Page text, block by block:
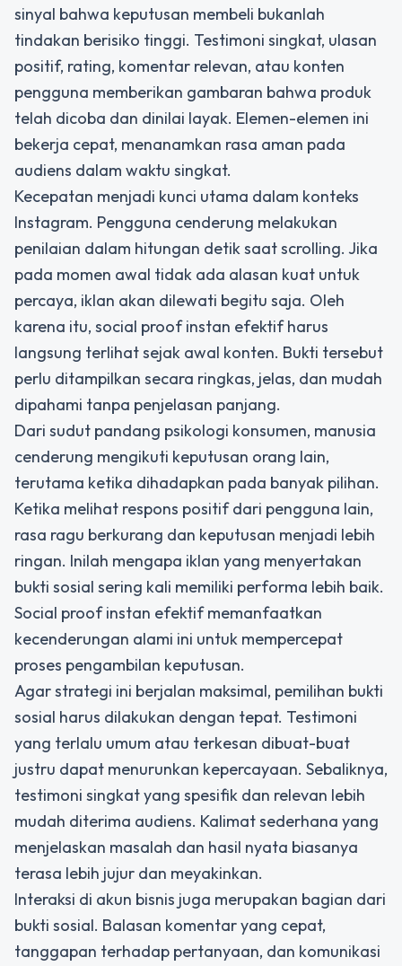
sinyal bahwa keputusan membeli bukanlah
tindakan berisiko tinggi. Testimoni singkat, ulasan
positif, rating, komentar relevan, atau konten
pengguna memberikan gambaran bahwa produk
telah dicoba dan dinilai layak. Elemen-elemen ini
bekerja cepat, menanamkan rasa aman pada
audiens dalam waktu singkat.
Kecepatan menjadi kunci utama dalam konteks
Instagram. Pengguna cenderung melakukan
penilaian dalam hitungan detik saat scrolling. Jika
pada momen awal tidak ada alasan kuat untuk
percaya, iklan akan dilewati begitu saja. Oleh
karena itu, social proof instan efektif harus
langsung terlihat sejak awal konten. Bukti tersebut
perlu ditampilkan secara ringkas, jelas, dan mudah
dipahami tanpa penjelasan panjang.
Dari sudut pandang psikologi konsumen, manusia
cenderung mengikuti keputusan orang lain,
terutama ketika dihadapkan pada banyak pilihan.
Ketika melihat respons positif dari pengguna lain,
rasa ragu berkurang dan keputusan menjadi lebih
ringan. Inilah mengapa iklan yang menyertakan
bukti sosial sering kali memiliki performa lebih baik.
Social proof instan efektif memanfaatkan
kecenderungan alami ini untuk mempercepat
proses pengambilan keputusan.
Agar strategi ini berjalan maksimal, pemilihan bukti
sosial harus dilakukan dengan tepat. Testimoni
yang terlalu umum atau terkesan dibuat-buat
justru dapat menurunkan kepercayaan. Sebaliknya,
testimoni singkat yang spesifik dan relevan lebih
mudah diterima audiens. Kalimat sederhana yang
menjelaskan masalah dan hasil nyata biasanya
terasa lebih jujur dan meyakinkan.
Interaksi di akun bisnis juga merupakan bagian dari
bukti sosial. Balasan komentar yang cepat,
tanggapan terhadap pertanyaan, dan komunikasi